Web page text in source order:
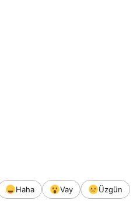
Haha Vay
Üzgün